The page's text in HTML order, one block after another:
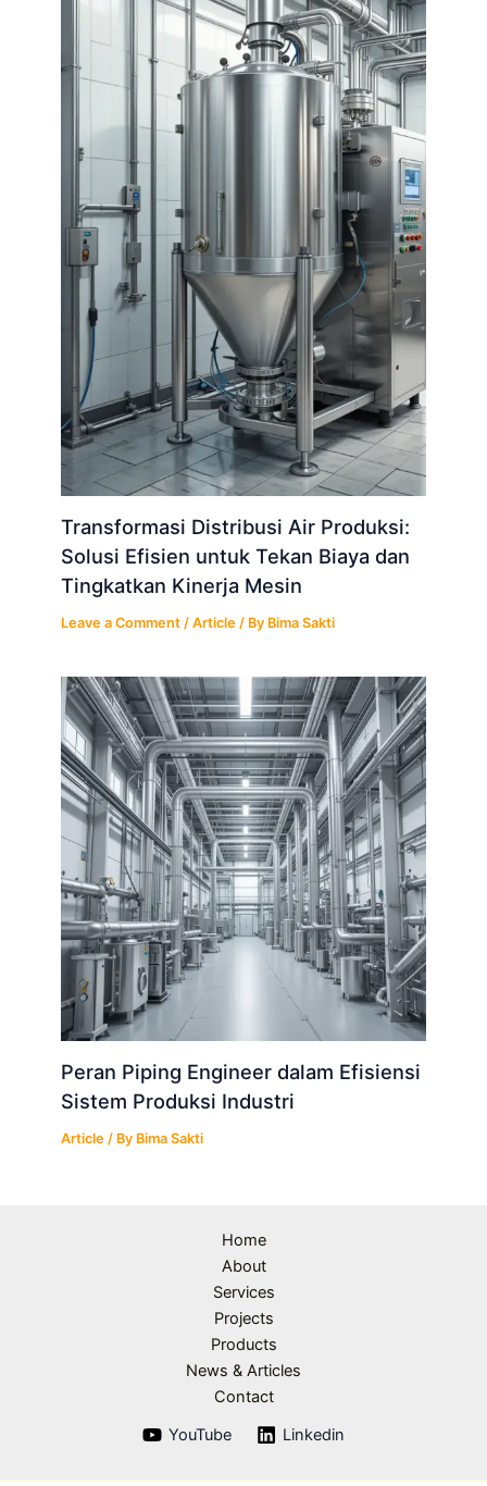
Transformasi Distribusi Air Produksi:
Solusi Efisien untuk Tekan Biaya dan
Tingkatkan Kinerja Mesin
Leave a Comment /Article / By Bima Sakti
Peran Piping Engineer dalam Efisiensi
Sistem Produksi Industri
Article / By Bima Sakti
Home
About
Services
Projects
Products
News & Articles
Contact
YouTube
Linkedin